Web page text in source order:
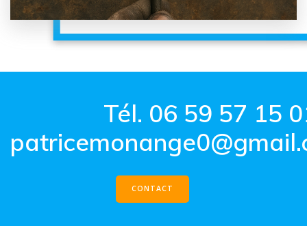
Tél. 06 59 57 15
CONTACT